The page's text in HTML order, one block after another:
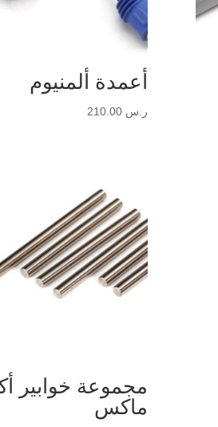
أعمدة ألمنيوم
ر.س
مجموعة خوابير
ماكس